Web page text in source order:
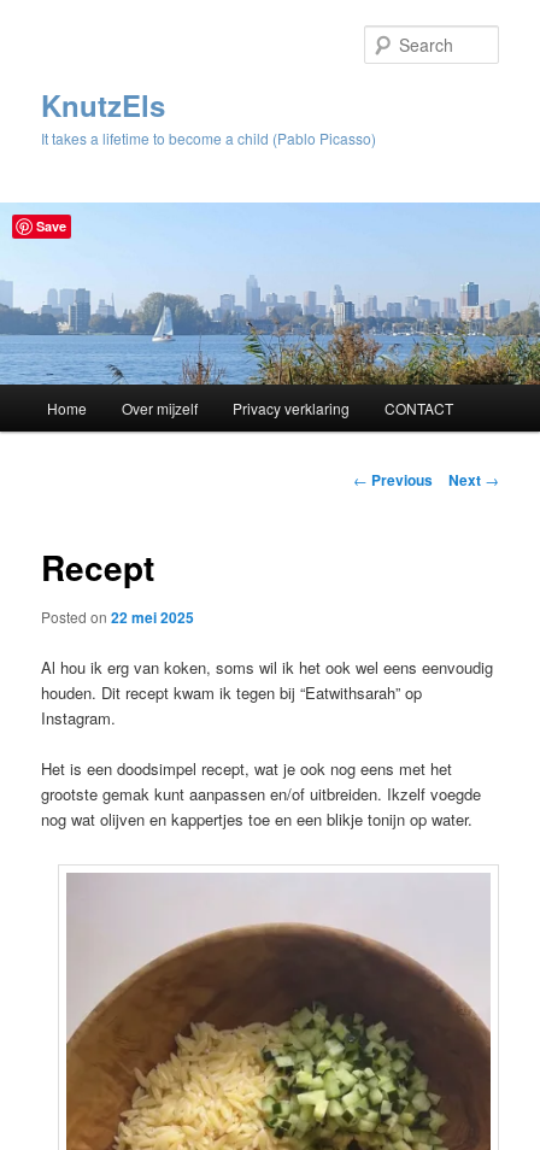
KnutzEls
It takes a lifetime to become a child (Pablo Picasso)
Skip
content
Home Over mijzelf Privacy verklaring CONTACT
Post
← Previous Next →
Recept
Posted on22 mei 2025
Al hou ik erg van koken, soms wil ik het ook wel eens eenvoudig
houden. Dit recept kwam ik tegen bij “Eatwithsarah” op
Instagram.
Het is een doodsimpel recept, wat je ook nog eens met het
grootste gemak kunt aanpassen en/of uitbreiden. Ikzelf voegde
nog wat olijven en kappertjes toe en een blikje tonijn op water.
Save